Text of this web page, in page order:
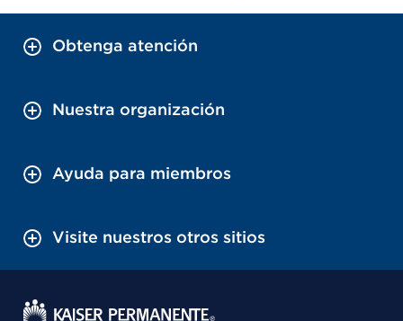
Obtenga atención
Nuestra organización
Ayuda para miembros
Visite nuestros otros sitios